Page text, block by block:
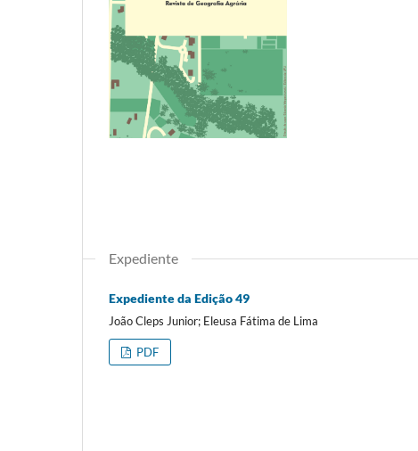
Expediente
Expediente da Edição 49
João Cleps Junior; Eleusa Fátima de Lima
PDF